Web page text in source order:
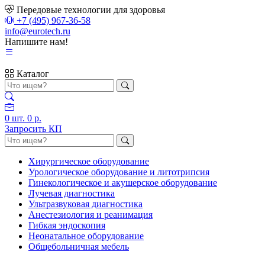
Передовые технологии для здоровья
+7 (495) 967-36-58
info@eurotech.ru
Напишите нам!
Каталог
0 шт. 0 р.
Запросить КП
Хирургическое оборудование
Урологическое оборудование и литотрипсия
Гинекологическое и акушерское оборудование
Лучевая диагностика
Ультразвуковая диагностика
Анестезиология и реанимация
Гибкая эндоскопия
Неонатальное оборудование
Общебольничная мебель